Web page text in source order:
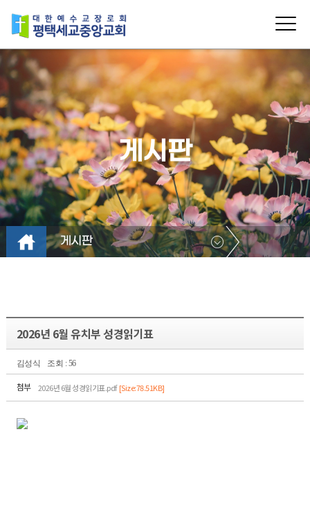
게시판
게시판
2026년 6월 유치부 성경읽기표
김성식 조회 : 56
첨부 2026년 6월 성경읽기표.pdf [Size:78.51KB]